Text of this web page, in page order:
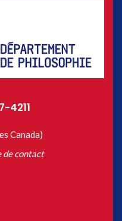
4211
Canada)
de contact